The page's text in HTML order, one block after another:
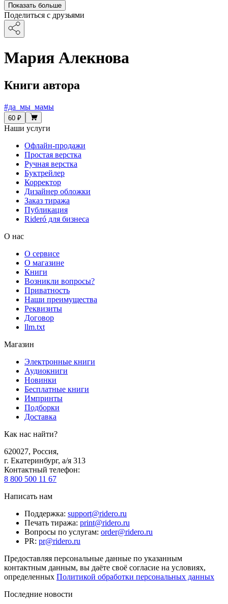
Показать больше
Поделиться с друзьями
Мария Алекнова
Книги автора
#да_мы_мамы
60 ₽
Наши услуги
Офлайн-продажи
Простая верстка
Ручная верстка
Буктрейлер
Корректор
Дизайнер обложки
Заказ тиража
Публикация
Rideró для бизнеса
О нас
О сервисе
О магазине
Книги
Возникли вопросы?
Приватность
Наши преимущества
Реквизиты
Договор
llm.txt
Магазин
Электронные книги
Аудиокниги
Новинки
Бесплатные книги
Импринты
Подборки
Доставка
Как нас найти?
620027, Россия,
г. Екатеринбург, а/я 313
Контактный телефон:
8 800 500 11 67
Написать нам
Поддержка: support@ridero.ru
Печать тиража: print@ridero.ru
Вопросы по услугам: order@ridero.ru
PR: pr@ridero.ru
Предоставляя персональные данные по указанным
контактным данным, вы даёте своё согласие на условиях,
определенных Политикой обработки персональных данных
Последние новости